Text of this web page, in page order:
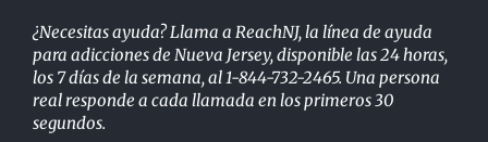
¿Necesitas ayuda? Llama a ReachNJ, la línea de ayuda
para adicciones de Nueva Jersey, disponible las 24 horas,
los 7 días de la semana, al 1-844-732-2465. Una persona
real responde a cada llamada en los primeros 30
segundos.